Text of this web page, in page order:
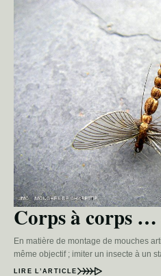
Corps à corps …
En matière de montage de mouches
même objectif ; imiter un insecte à un
LIRE L’ARTICLE